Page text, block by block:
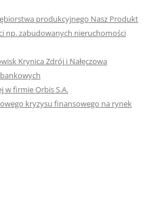
produkcyjnego Nasz Produkt
np. zabudowanych nieruchomości
Krynica Zdrój i Nałęczowa
w firmie Orbis S.A.
kryzysu finansowego na rynek